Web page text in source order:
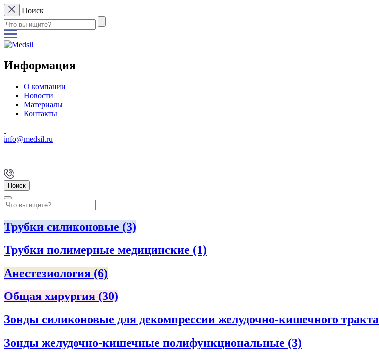
Поиск
Информация
О компании
Новости
Материалы
Контакты
info@medsil.ru
Поиск
Трубки силиконовые (3)
Трубки полимерные медицинские (1)
Анестезиология (6)
Общая хирургия (30)
Зонды силиконовые для декомпрессии желудочно-кишечного тракта
Зонды желудочно-кишечные полифункциональные (3)